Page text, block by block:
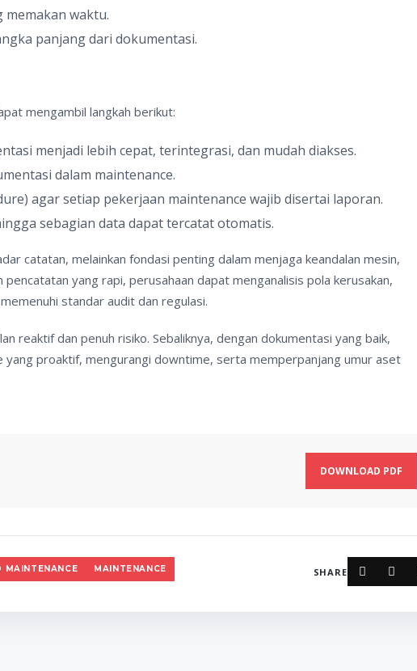
waktu.
panjang dari dokumentasi.
mengambil langkah berikut:
menjadi lebih cepat, terintegrasi, dan mudah diakses.
dalam maintenance.
agar setiap pekerjaan maintenance wajib disertai laporan.
sebagian data dapat tercatat otomatis.
catatan, melainkan fondasi penting dalam menjaga keandalan mesin,
yang rapi, perusahaan dapat menganalisis pola kerusakan,
standar audit dan regulasi.
reaktif dan penuh risiko. Sebaliknya, dengan dokumentasi yang baik,
yang proaktif, mengurangi downtime, serta memperpanjang umur aset
DOWNLOAD PDF
MAINTENANCE MAINTENANCE SHARE